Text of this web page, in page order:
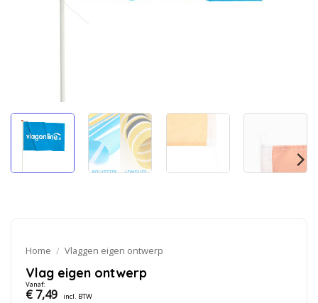
Home / Vlaggen eigen ontwerp
Vlag eigen ontwerp
Vanaf:
€7,49 incl. BTW